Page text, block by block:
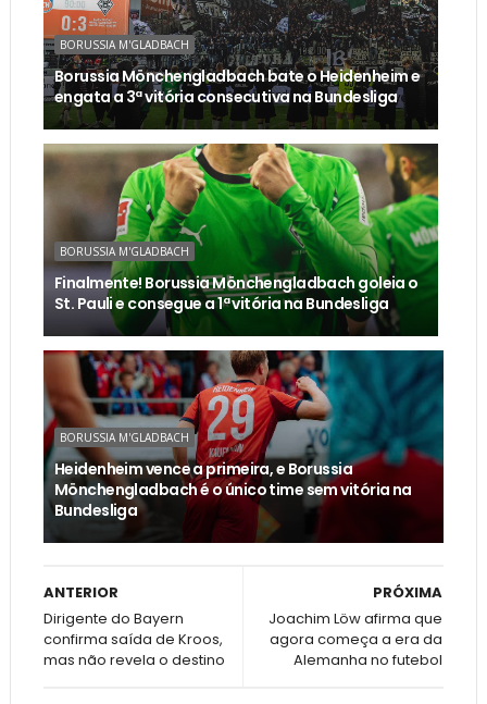
BORUSSIA M'GLADBACH
Borussia Mönchengladbach bate o Heidenheim e
engata a 3ª vitória consecutiva na Bundesliga
BORUSSIA M'GLADBACH
Finalmente! Borussia Mönchengladbach goleia o
St. Pauli e consegue a 1ª vitória na Bundesliga
BORUSSIA M'GLADBACH
Heidenheim vence a primeira, e Borussia
Mönchengladbach é o único time sem vitória na
Bundesliga
PRÓXIMA
Joachim Löw afirma que
agora começa a era da
Alemanha no futebol
ANTERIOR
Dirigente do Bayern
confirma saída de Kroos,
mas não revela o destino